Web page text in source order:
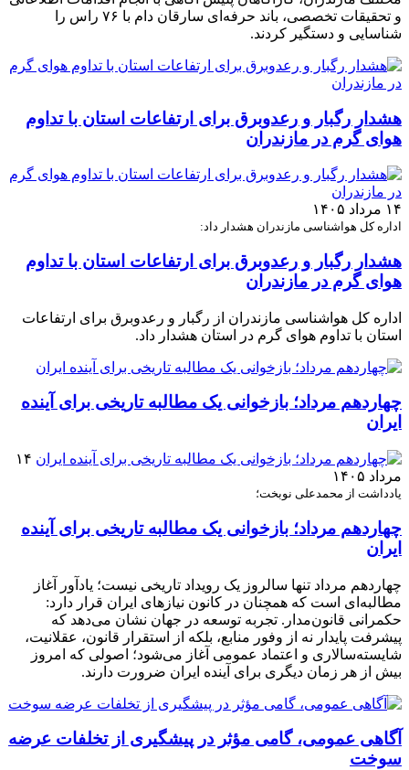
و تحقیقات تخصصی، باند حرفه‌ای سارقان دام با ۷۶ راس را
شناسایی و دستگیر کردند.
هشدار رگبار و رعدوبرق برای ارتفاعات استان با تداوم
هوای گرم در مازندران
۱۴ مرداد ۱۴۰۵
اداره کل هواشناسی مازندران هشدار داد:
هشدار رگبار و رعدوبرق برای ارتفاعات استان با تداوم
هوای گرم در مازندران
اداره کل هواشناسی مازندران از رگبار و رعدوبرق برای ارتفاعات
استان با تداوم هوای گرم در استان هشدار داد.
چهاردهم مرداد؛ بازخوانی یک مطالبه تاریخی برای آینده
ایران
۱۴
مرداد ۱۴۰۵
یادداشت از محمدعلی نوبخت؛
چهاردهم مرداد؛ بازخوانی یک مطالبه تاریخی برای آینده
ایران
چهاردهم مرداد تنها سالروز یک رویداد تاریخی نیست؛ یادآور آغاز
مطالبه‌ای است که همچنان در کانون نیازهای ایران قرار دارد:
حکمرانی قانون‌مدار. تجربه توسعه در جهان نشان می‌دهد که
پیشرفت پایدار نه از وفور منابع، بلکه از استقرار قانون، عقلانیت،
شایسته‌سالاری و اعتماد عمومی آغاز می‌شود؛ اصولی که امروز
بیش از هر زمان دیگری برای آینده ایران ضرورت دارند.
آگاهی عمومی، گامی مؤثر در پیشگیری از تخلفات عرضه
سوخت